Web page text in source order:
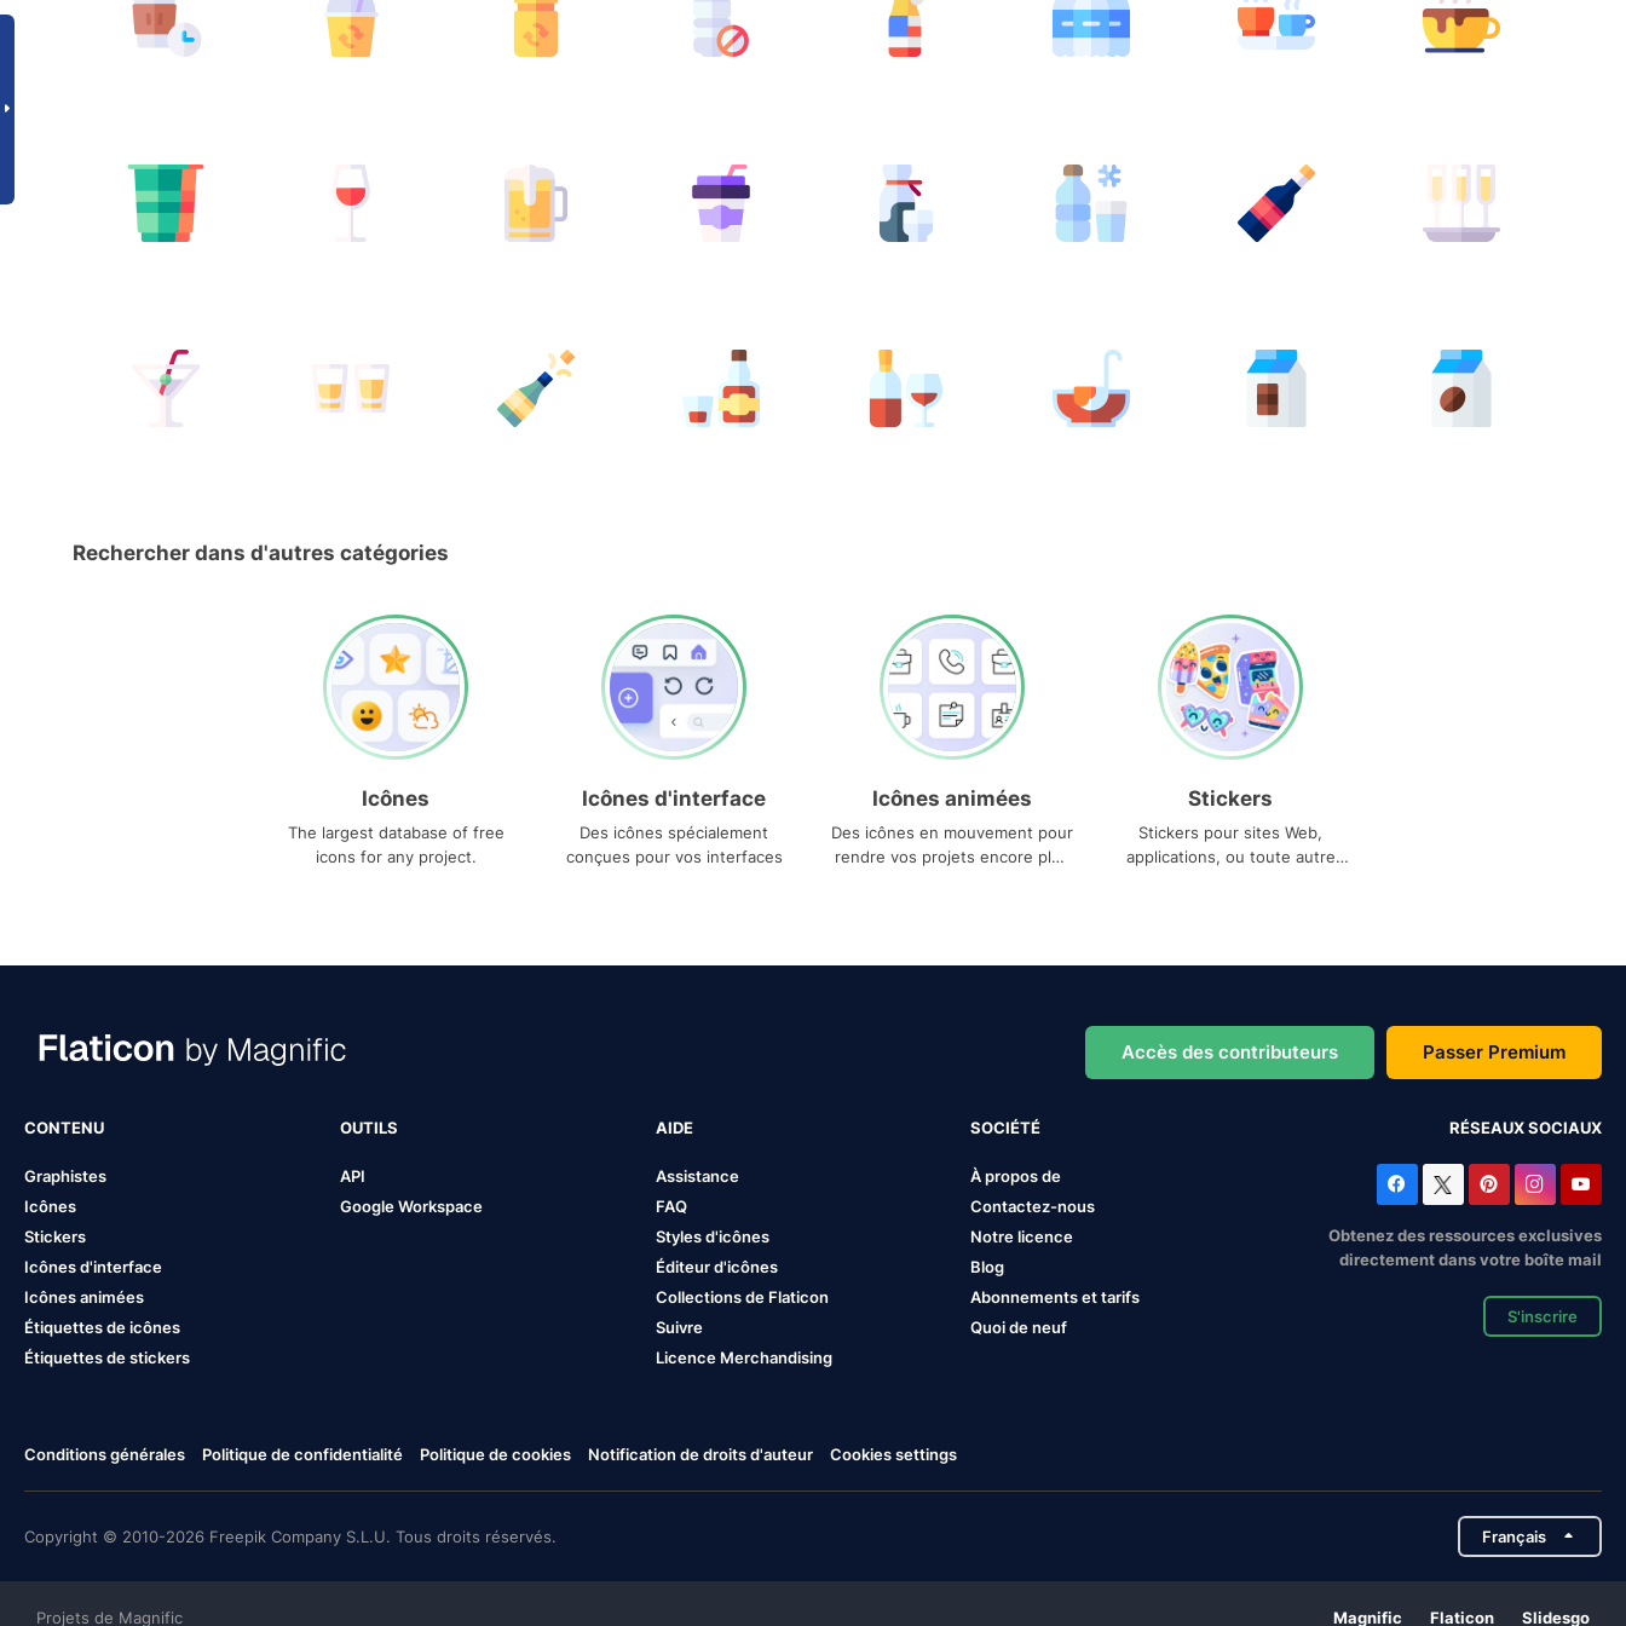
Rechercher dans d'autres catégories
Icônes
The largest database of free
icons for any project.
Icônes d'interface
Des icônes spécialement
conçues pour vos interfaces
Icônes animées
Des icônes en mouvement pour
rendre vos projets encore plus
Stickers
Stickers pour sites Web,
applications, ou toute autre
Accès des contributeurs Passer Premium
CONTENU
Graphistes
Icônes
Stickers
Icônes d'interface
Icônes animées
Étiquettes de icônes
Étiquettes de stickers
OUTILS
API
Google Workspace
AIDE
Assistance
FAQ
Styles d'icônes
Éditeur d'icônes
Collections de Flaticon
Suivre
Licence Merchandising
SOCIÉTÉ
À propos de
Contactez-nous
Notre licence
Blog
Abonnements et tarifs
Quoi de neuf
RÉSEAUX SOCIAUX
Obtenez des ressources exclusives
directement dans votre boîte mail
S'inscrire
Conditions générales Politique de confidentialité Politique de cookies Notification de droits d'auteur Cookies settings
Copyright © 2010-2026 Freepik Company S.L.U. Tous droits réservés. Français
Projets de Magnific Magnific Flaticon Slidesgo